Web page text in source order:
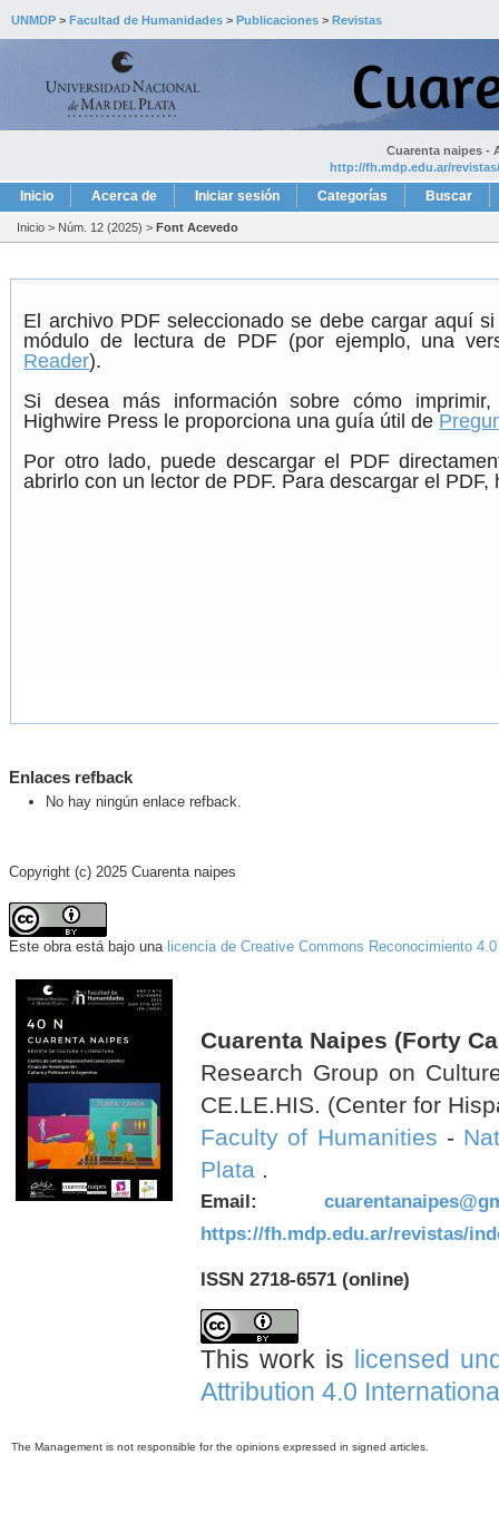
UNMDP > Facultad de Humanidades > Publicaciones > Revistas
Cuarenta naipes -
http://fh.mdp.edu.ar/
Inicio Acerca de Iniciar sesión Categorías Buscar
Inicio > Núm. 12 (2025) > Font Acevedo
El archivo PDF seleccionado se debe cargar aquí
módulo de lectura de PDF (por ejemplo, una
Reader).
Si desea más información sobre cómo
Highwire Press le proporciona una guía útil de
Por otro lado, puede descargar el PDF
abrirlo con un lector de PDF. Para descargar el
Enlaces refback
No hay ningún enlace refback.
Copyright (c) 2025 Cuarenta naipes
Este obra está bajo una licencia de Creative Commons Reconocimiento
Cuarenta Naipes (Forty
Research Group on
CE.LE.HIS. (Center for
Faculty of Humanities -
Plata .
Email:
https://fh.mdp.edu.ar/revistas/
ISSN 2718-6571 (online)
This work is
licensed
Attribution 4.0
The Management is not responsible for the opinions expressed in signed articles.